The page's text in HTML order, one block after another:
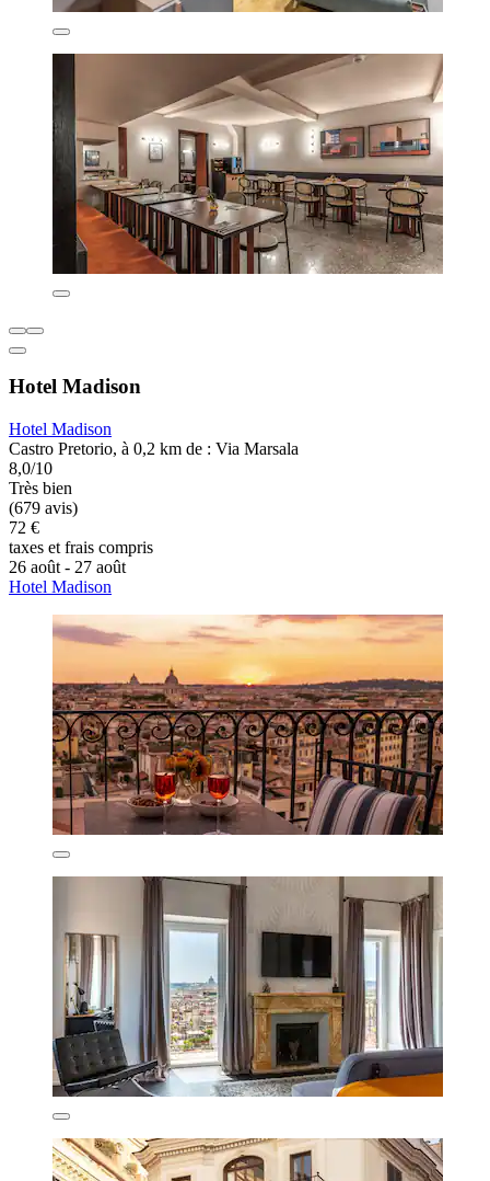
Hotel Madison
Hotel Madison
Castro Pretorio, à 0,2 km de : Via Marsala
8,0/10
Très bien
(679 avis)
72 €
taxes et frais compris
26 août - 27 août
Hotel Madison